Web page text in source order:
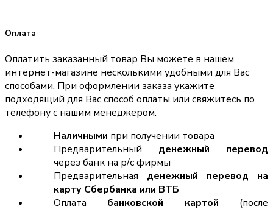
Оплата
Оплатить заказанный товар Вы можете в нашем
интернет-магазине несколькими удобными для Вас
способами. При оформлении заказа укажите
подходящий для Вас способ оплаты или свяжитесь по
телефону с нашим менеджером.
Наличными при получении товара
Предварительный денежный перевод
через банк на р/с фирмы
Предварительная денежный перевод на
карту Сбербанка или ВТБ
Оплата банковской картой (после